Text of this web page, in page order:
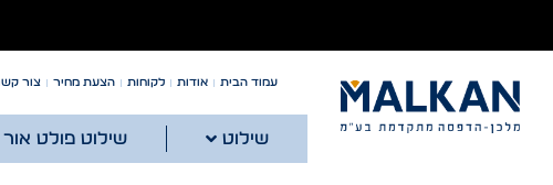
עמוד הבית אודות לקוחות הצעת מחיר צור
שילוט שילוט פולט אור